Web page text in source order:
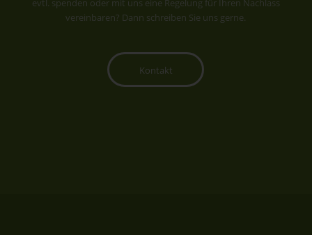
evtl. spenden oder mit uns eine Regelung für Ihren Nachlass
vereinbaren? Dann schreiben Sie uns gerne.
Kontakt